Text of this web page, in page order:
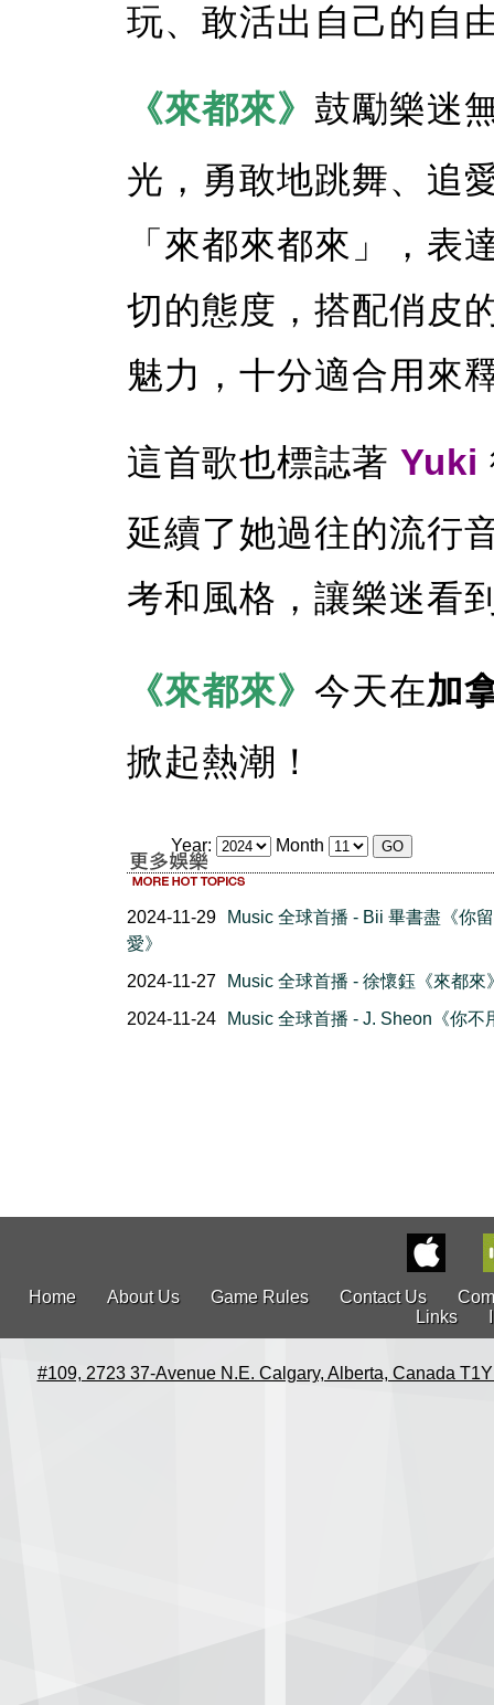
玩、敢活出自己的自
《來都來》 鼓勵樂迷
光，勇敢地跳舞、追
「來都來都來」，表
切的態度，搭配俏皮
魅力，十分適合用來
這首歌也標誌著 Yuki
延續了她過往的流行
考和風格，讓樂迷看
《來都來》 今天在加
掀起熱潮！
Year: Month
2024-11-29
Music 全球首播 - Bii 畢書盡《你
愛》
2024-11-27
Music 全球首播 - 徐懷鈺《來都來
2024-11-24
Music 全球首播 - J. Sheon《你不
Home About Us Game Rules Contact Us
Links
#109, 2723 37-Avenue N.E. Calgary, Alberta, Canada